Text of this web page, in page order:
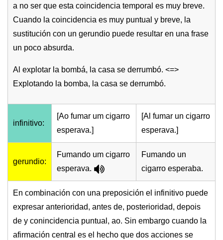
a no ser que esta coincidencia temporal es muy breve.
Cuando la coincidencia es muy puntual y breve, la
sustitución con un gerundio puede resultar en una frase
un poco absurda.
Al explotar la bombá, la casa se derrumbó. <=>
Explotando la bomba, la casa se derrumbó.
infinitivo:
[Ao fumar um cigarro
esperava.]
[Al fumar un cigarro
esperava.]
gerundio:
Fumando um cigarro
esperava.
Fumando un
cigarro esperaba.
En combinación con una preposición el infinitivo puede
expresar anterioridad, antes de, posterioridad, depois
de y conincidencia puntual, ao. Sin embargo cuando la
afirmación central es el hecho que dos acciones se